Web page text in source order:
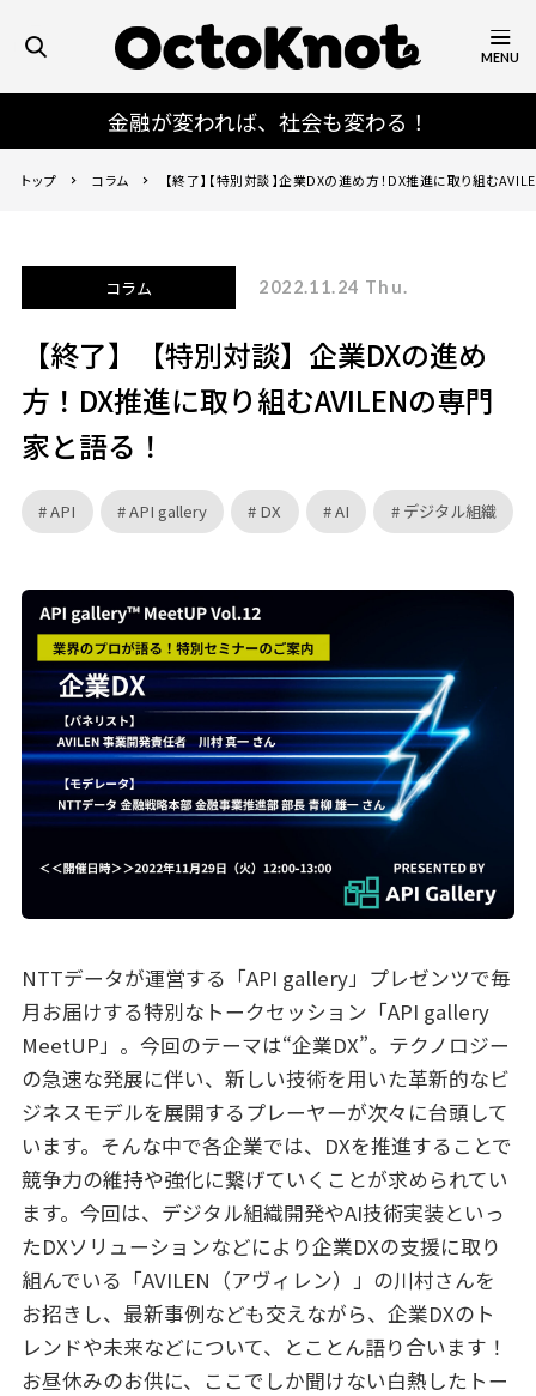
金融が変われば、社会も変わる！
MENU
トップ コラム
【終了】【特別対談】企業DXの進め方！DX推進に取り組む
コラム 2022.11.24 Thu.
【終了】【特別対談】企業DXの進め
方！DX推進に取り組むAVILENの専門
家と語る！
API API gallery DX AI デジタル組織
NTTデータが運営する「API gallery」プレゼンツで毎
月お届けする特別なトークセッション「API gallery
MeetUP」。今回のテーマは“企業DX”。テクノロジー
の急速な発展に伴い、新しい技術を用いた革新的なビ
ジネスモデルを展開するプレーヤーが次々に台頭して
います。そんな中で各企業では、DXを推進することで
競争力の維持や強化に繋げていくことが求められてい
ます。今回は、デジタル組織開発やAI技術実装といっ
たDXソリューションなどにより企業DXの支援に取り
組んでいる「AVILEN（アヴィレン）」の川村さんを
お招きし、最新事例なども交えながら、企業DXのト
レンドや未来などについて、とことん語り合います！
お昼休みのお供に、ここでしか聞けない白熱したトー